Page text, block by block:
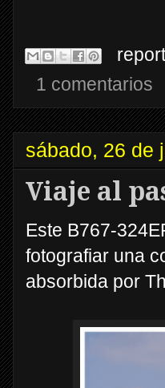
1 comentarios
sábado, 26 de
Viaje al
Este B767-
fotografiar una
absorbida por